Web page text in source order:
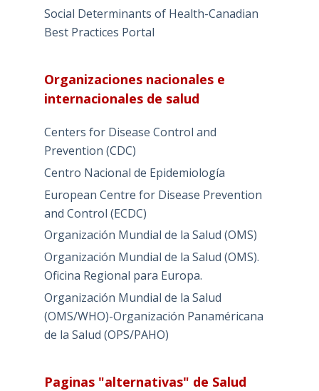
Social Determinants of Health-Canadian
Best Practices Portal
Organizaciones nacionales e
internacionales de salud
Centers for Disease Control and
Prevention (CDC)
Centro Nacional de Epidemiología
European Centre for Disease Prevention
and Control (ECDC)
Organización Mundial de la Salud (OMS)
Organización Mundial de la Salud (OMS).
Oficina Regional para Europa.
Organización Mundial de la Salud
(OMS/WHO)-Organización Panaméricana
de la Salud (OPS/PAHO)
Paginas "alternativas" de Salud